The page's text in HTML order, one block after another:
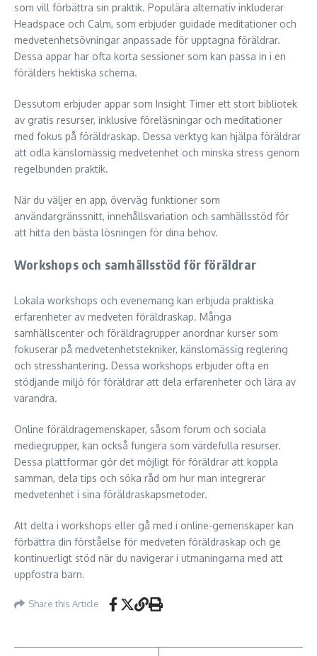
som vill förbättra sin praktik. Populära alternativ inkluderar
Headspace och Calm, som erbjuder guidade meditationer och
medvetenhetsövningar anpassade för upptagna föräldrar.
Dessa appar har ofta korta sessioner som kan passa in i en
förälders hektiska schema.
Dessutom erbjuder appar som Insight Timer ett stort bibliotek
av gratis resurser, inklusive föreläsningar och meditationer
med fokus på föräldraskap. Dessa verktyg kan hjälpa föräldrar
att odla känslomässig medvetenhet och minska stress genom
regelbunden praktik.
När du väljer en app, överväg funktioner som
användargränssnitt, innehållsvariation och samhällsstöd för
att hitta den bästa lösningen för dina behov.
Workshops och samhällsstöd för föräldrar
Lokala workshops och evenemang kan erbjuda praktiska
erfarenheter av medveten föräldraskap. Många
samhällscenter och föräldragrupper anordnar kurser som
fokuserar på medvetenhetstekniker, känslomässig reglering
och stresshantering. Dessa workshops erbjuder ofta en
stödjande miljö för föräldrar att dela erfarenheter och lära av
varandra.
Online föräldragemenskaper, såsom forum och sociala
mediegrupper, kan också fungera som värdefulla resurser.
Dessa plattformar gör det möjligt för föräldrar att koppla
samman, dela tips och söka råd om hur man integrerar
medvetenhet i sina föräldraskapsmetoder.
Att delta i workshops eller gå med i online-gemenskaper kan
förbättra din förståelse för medveten föräldraskap och ge
kontinuerligt stöd när du navigerar i utmaningarna med att
uppfostra barn.
Share this Article